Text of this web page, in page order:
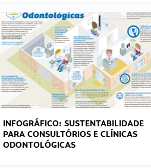
INFOGRÁFICO: SUSTENTABILIDADE
PARA CONSULTÓRIOS E CLÍNICAS
ODONTOLÓGICAS